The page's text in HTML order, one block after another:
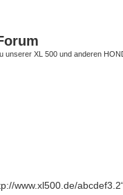
unserer XL 500 und anderen
www.xl500.de/